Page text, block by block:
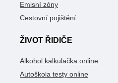
Emisní zóny
Cestovní pojištění
ŽIVOT ŘIDIČE
Alkohol kalkulačka online
Autoškola testy online